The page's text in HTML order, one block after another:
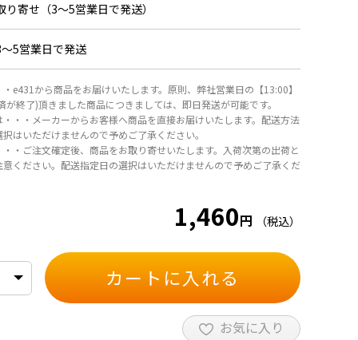
り寄せ（3～5営業日で発送）
5営業日で発送
e431から商品をお届けいたします。原則、弊社営業日の【13:00】
が終了)頂きました商品につきましては、即日発送が可能です。
・・メーカーからお客様へ商品を直接お届けいたします。配送方法
はいただけませんので予めご了承ください。
・ご注文確定後、商品をお取り寄せいたします。入荷次第の出荷と
ください。配送指定日の選択はいただけませんので予めご了承くだ
1,460円
（税込）
カートに入れる
お気に入り